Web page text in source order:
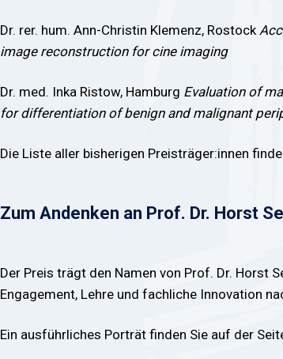
Dr. rer. hum. Ann-Christin Klemenz, Rostock
image reconstruction for cine imaging
Dr. med. Inka Ristow, Hamburg Evaluation of
for differentiation of benign and malignant
Die Liste aller bisherigen Preisträger:innen
Zum Andenken an Prof. Dr. Horst
Der Preis trägt den Namen von Prof. Dr. Horst
Engagement, Lehre und fachliche Innovation
Ein ausführliches Porträt finden Sie auf der